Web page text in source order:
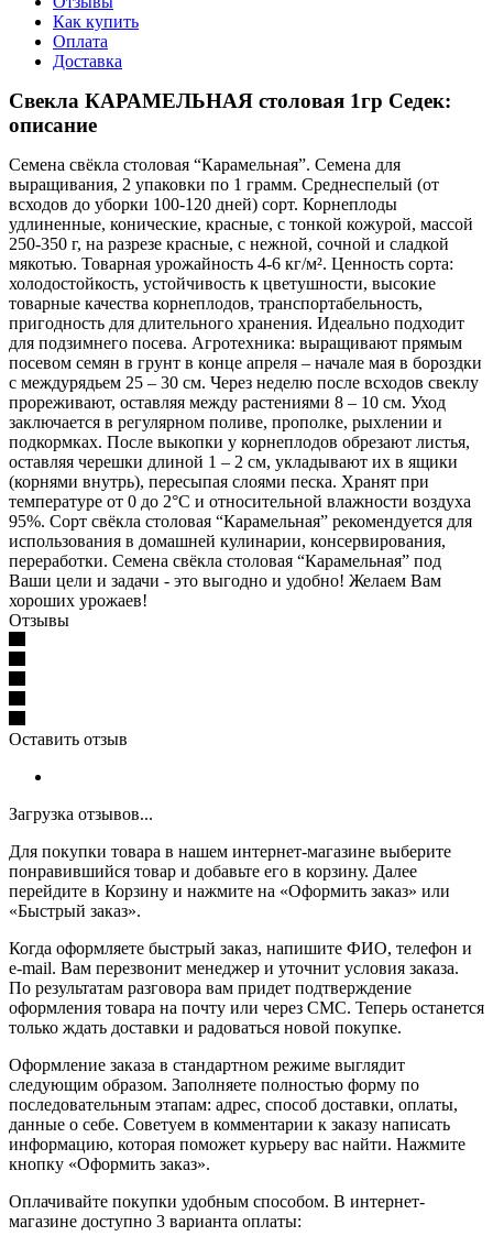
Как купить
Оплата
Доставка
Свекла КАРАМЕЛЬНАЯ столовая 1гр Седек:
описание
Семена свёкла столовая “Карамельная”. Семена для
выращивания, 2 упаковки по 1 грамм. Среднеспелый (от
всходов до уборки 100-120 дней) сорт. Корнеплоды
удлиненные, конические, красные, с тонкой кожурой, массой
250-350 г, на разрезе красные, с нежной, сочной и сладкой
мякотью. Товарная урожайность 4-6 кг/м². Ценность сорта:
холодостойкость, устойчивость к цветушности, высокие
товарные качества корнеплодов, транспортабельность,
пригодность для длительного хранения. Идеально подходит
для подзимнего посева. Агротехника: выращивают прямым
посевом семян в грунт в конце апреля – начале мая в бороздки
с междурядьем 25 – 30 см. Через неделю после всходов свеклу
прореживают, оставляя между растениями 8 – 10 см. Уход
заключается в регулярном поливе, прополке, рыхлении и
подкормках. После выкопки у корнеплодов обрезают листья,
оставляя черешки длиной 1 – 2 см, укладывают их в ящики
(корнями внутрь), пересыпая слоями песка. Хранят при
температуре от 0 до 2°С и относительной влажности воздуха
95%. Сорт свёкла столовая “Карамельная” рекомендуется для
использования в домашней кулинарии, консервирования,
переработки. Семена свёкла столовая “Карамельная” под
Ваши цели и задачи - это выгодно и удобно! Желаем Вам
хороших урожаев!
Отзывы
Оставить отзыв
Загрузка отзывов...
Для покупки товара в нашем интернет-магазине выберите
понравившийся товар и добавьте его в корзину. Далее
перейдите в Корзину и нажмите на «Оформить заказ» или
«Быстрый заказ».
Когда оформляете быстрый заказ, напишите ФИО, телефон и
e-mail. Вам перезвонит менеджер и уточнит условия заказа.
По результатам разговора вам придет подтверждение
оформления товара на почту или через СМС. Теперь останется
только ждать доставки и радоваться новой покупке.
Оформление заказа в стандартном режиме выглядит
следующим образом. Заполняете полностью форму по
последовательным этапам: адрес, способ доставки, оплаты,
данные о себе. Советуем в комментарии к заказу написать
информацию, которая поможет курьеру вас найти. Нажмите
кнопку «Оформить заказ».
Оплачивайте покупки удобным способом. В интернет-
магазине доступно 3 варианта оплаты: